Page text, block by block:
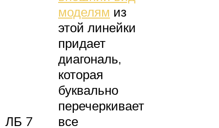
ЛБ 7
моделям из
этой линейки
придает
диагональ,
которая
буквально
перечеркивает
все